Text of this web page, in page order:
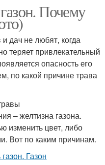
Почему
дач не любят, когда
теряет привлекательный
опасность его
по какой причине трава
– желтизна газона.
изменить цвет, либо
Вот по каким причинам.